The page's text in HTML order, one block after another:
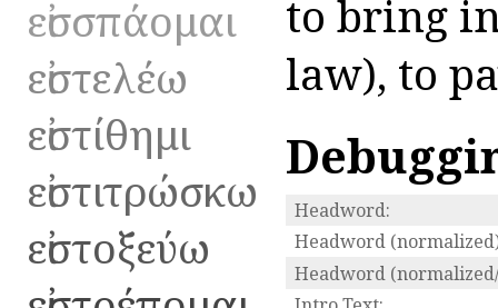
εἰσσπάομαι
εἰστελέω
εἰστίθημι
εἰστιτρώσκω
εἰστοξεύω
to bring
law), to
Headword:
Headword
Headword